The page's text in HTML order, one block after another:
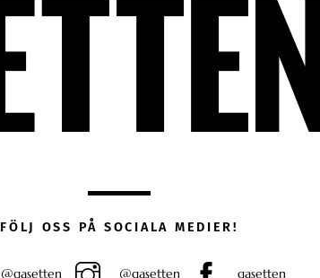
FÖLJ OSS PÅ SOCIALA MEDIER!
@gasetten @gasetten gasetten